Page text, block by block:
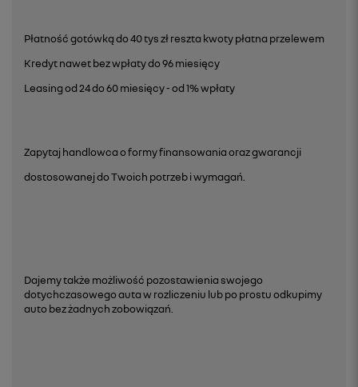
Płatność gotówką do 40 tys zł reszta kwoty płatna przelewem
Kredyt nawet bez wpłaty do 96 miesięcy
Leasing od 24 do 60 miesięcy - od 1% wpłaty
Zapytaj handlowca o formy finansowania oraz gwarancji
dostosowanej do Twoich potrzeb i wymagań.
Dajemy także możliwość pozostawienia swojego
dotychczasowego auta w rozliczeniu lub po prostu odkupimy
auto bez żadnych zobowiązań.